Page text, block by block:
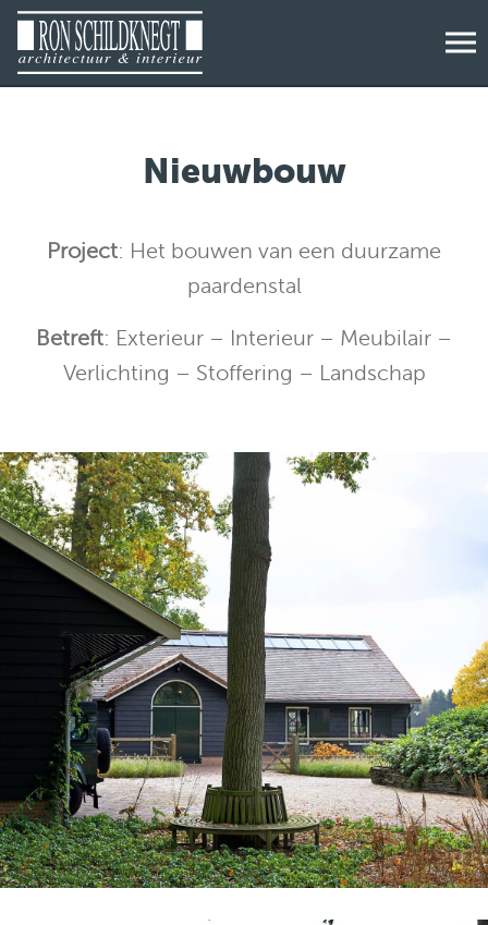
Nieuwbouw
Project: Het bouwen van een duurzame
paardenstal
Betreft: Exterieur – Interieur – Meubilair –
Verlichting – Stoffering – Landschap